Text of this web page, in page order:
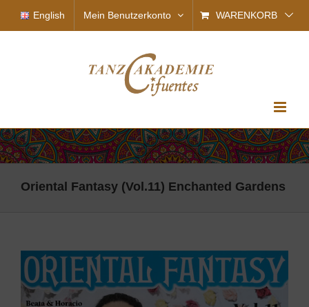
Inhalt
English Mein Benutzerkonto WARENKORB
Oriental Fantasy (Vol.11) Enchanted Gardens